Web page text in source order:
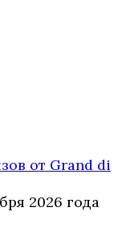
от Grand di
2026 года